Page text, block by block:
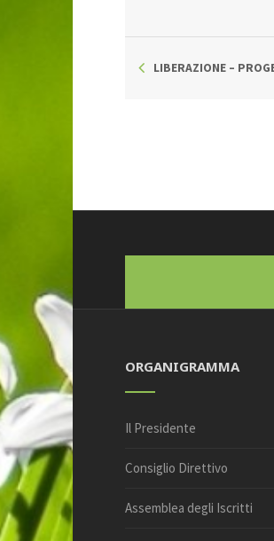
LIBERAZIONE –
ORGANIGRAMMA
Il Presidente
Consiglio Direttivo
Assemblea degli Iscritti